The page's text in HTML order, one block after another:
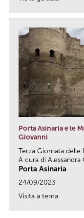
Porta Asinaria e le
Giovanni
Terza Giornata delle
A cura di Alessandra
Porta Asinaria
24/09/2023
Visita a tema